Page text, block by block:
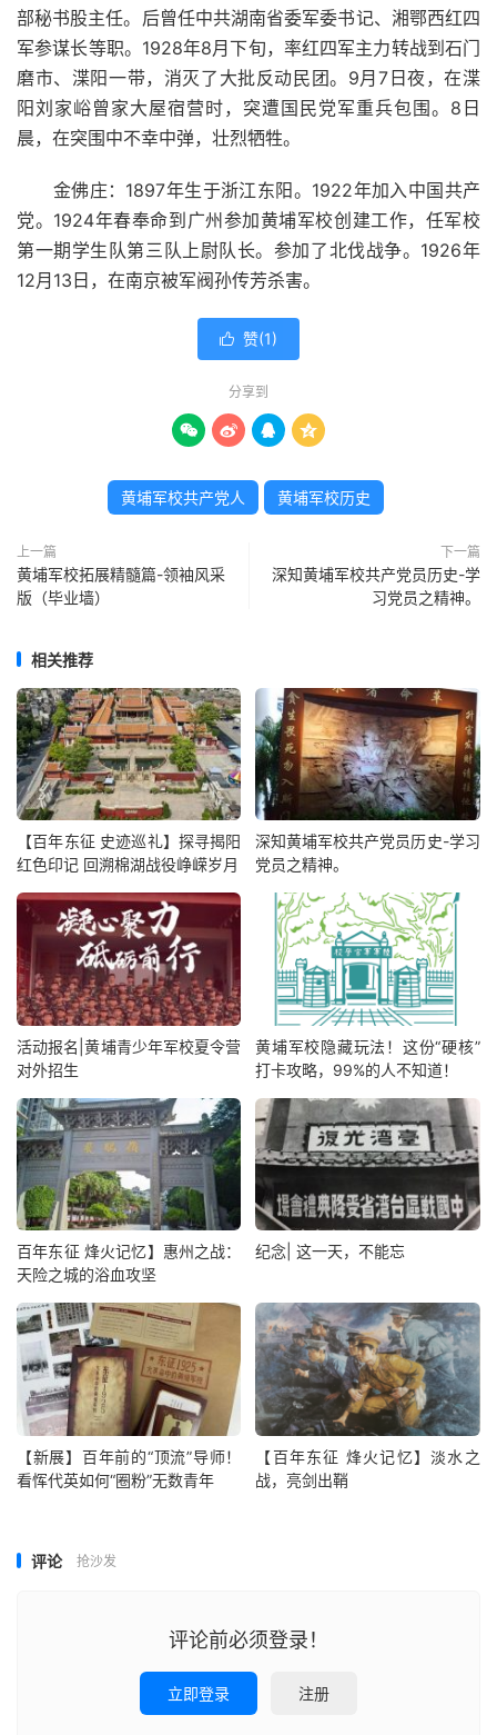
部秘书股主任。后曾任中共湖南省委军委书记、湘鄂西红四
军参谋长等职。1928年8月下旬，率红四军主力转战到石门
磨市、渫阳一带，消灭了大批反动民团。9月7日夜，在渫
阳刘家峪曾家大屋宿营时，突遭国民党军重兵包围。8日
晨，在突围中不幸中弹，壮烈牺牲。
金佛庄：1897年生于浙江东阳。1922年加入中国共产
党。1924年春奉命到广州参加黄埔军校创建工作，任军校
第一期学生队第三队上尉队长。参加了北伐战争。1926年
12月13日，在南京被军阀孙传芳杀害。
 赞(1)
分享到
   
黄埔军校共产党人 黄埔军校历史
上一篇
黄埔军校拓展精髓篇-领袖风采
版（毕业墙）
下一篇
深知黄埔军校共产党员历史-学
习党员之精神。
相关推荐
【百年东征 史迹巡礼】探寻揭阳
红色印记 回溯棉湖战役峥嵘岁月
深知黄埔军校共产党员历史-学习
党员之精神。
活动报名|黄埔青少年军校夏令营
对外招生
黄埔军校隐藏玩法！这份“硬核”
打卡攻略，99%的人不知道！
百年东征 烽火记忆】惠州之战：
天险之城的浴血攻坚
纪念| 这一天，不能忘
【新展】百年前的“顶流”导师！
看恽代英如何“圈粉”无数青年
【百年东征 烽火记忆】淡水之
战，亮剑出鞘
评论 抢沙发
评论前必须登录！
立即登录 注册